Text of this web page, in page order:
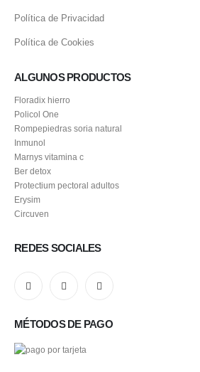
Política de Privacidad
Política de Cookies
ALGUNOS PRODUCTOS
Floradix hierro
Policol One
Rompepiedras soria natural
Inmunol
Marnys vitamina c
Ber detox
Protectium pectoral adultos
Erysim
Circuven
REDES SOCIALES
MÉTODOS DE PAGO